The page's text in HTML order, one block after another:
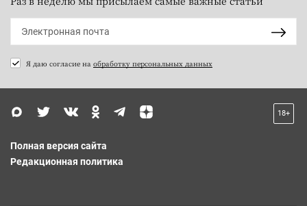
Я даю согласие на обработку персональных данных
18+
Полная версия сайта
Редакционная политика